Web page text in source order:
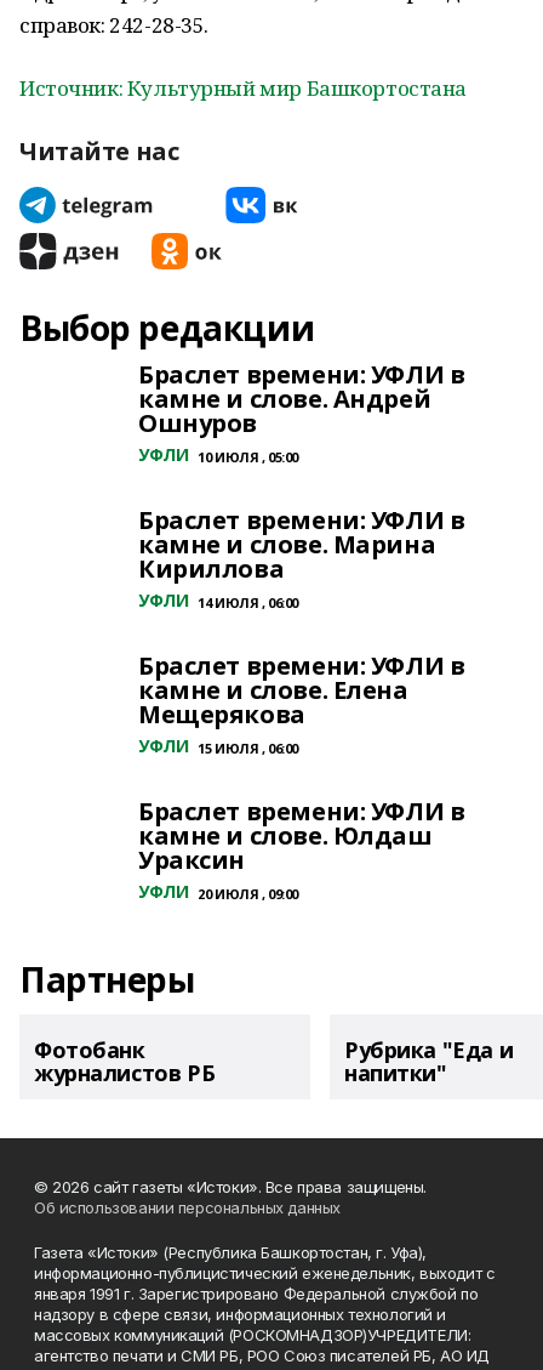
справок: 242-28-35.
Источник: Культурный мир Башкортостана
Читайте нас
Выбор редакции
Браслет времени: УФЛИ в
камне и слове. Андрей
Ошнуров
УФЛИ 10 ИЮЛЯ , 05:00
Браслет времени: УФЛИ в
камне и слове. Марина
Кириллова
УФЛИ 14 ИЮЛЯ , 06:00
Браслет времени: УФЛИ в
камне и слове. Елена
Мещерякова
УФЛИ 15 ИЮЛЯ , 06:00
Браслет времени: УФЛИ в
камне и слове. Юлдаш
Ураксин
УФЛИ 20 ИЮЛЯ , 09:00
Партнеры
Фотобанк
журналистов РБ
Рубрика "Еда и
напитки"
© 2026 сайт газеты «Истоки». Все права защищены.
Об использовании персональных данных
Газета «Истоки» (Республика Башкортостан, г. Уфа),
информационно-публицистический еженедельник, выходит с
января 1991 г. Зарегистрировано Федеральной службой по
надзору в сфере связи, информационных технологий и
массовых коммуникаций (РОСКОМНАДЗОР)УЧРЕДИТЕЛИ:
агентство печати и СМИ РБ, РОО Союз писателей РБ, АО ИД